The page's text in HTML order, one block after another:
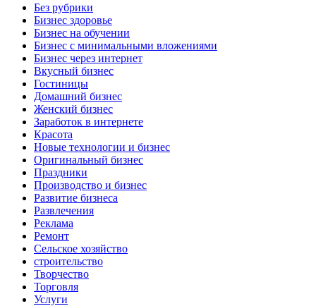
Без рубрики
Бизнес здоровье
Бизнес на обучении
Бизнес с минимальными вложениями
Бизнес через интернет
Вкусный бизнес
Гостиницы
Домашний бизнес
Женский бизнес
Заработок в интернете
Красота
Новые технологии и бизнес
Оригинальный бизнес
Праздники
Производство и бизнес
Развитие бизнеса
Развлечения
Реклама
Ремонт
Сельское хозяйство
строительство
Творчество
Торговля
Услуги